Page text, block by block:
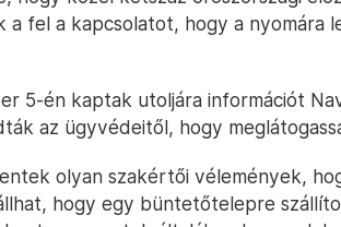
fel a kapcsolatot, hogy a nyomára
5-én kaptak utoljára információt
az ügyvédeitől, hogy
olyan szakértői vélemények,
hogy egy büntetőtelepre